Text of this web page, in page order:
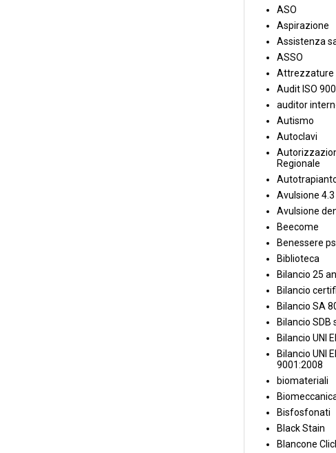
ASO
Aspirazione
Assistenza
ASSO
Attrezzature
Audit ISO
auditor
Autismo
Autoclavi
Regionale
Avulsione 4.3
Avulsione
Beecome
Benessere
Biblioteca
Bilancio 25
Bilancio
Bilancio SA
Bilancio SDB
Bilancio UNI
Bilancio UNI
9001:2008
biomateriali
Bisfosfonati
Black Stain
Blancone